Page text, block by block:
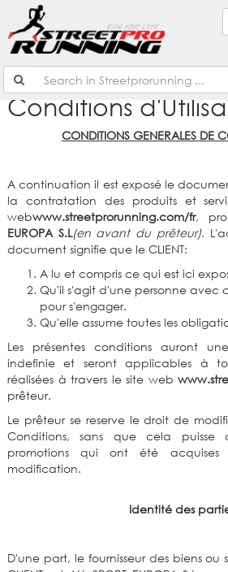
Conditions
CONDITIONS GENERALES DE
A continuation il est exposé le
la contratation des produits et
webwww.streetprorunning.com/fr,
EUROPA S.L(en avant du prêteur).
document signifie que le CLIENT:
A lu et compris ce qui est ici
Qu'il s'agit d'une personne avec
pour s'engager.
Qu'elle assume toutes les
Les présentes conditions auront
indefinie et seront applicables à
réalisées à travers le site web
prêteur.
Le prêteur se reserve le droit de
Conditions, sans que cela puisse
promotions qui ont été
modification.
Identité des
D'une part, le fournisseur des biens ou